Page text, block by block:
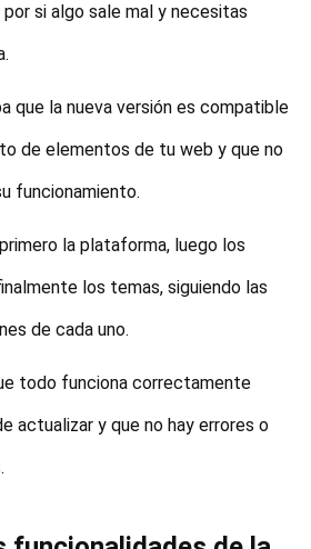
por si algo sale mal y necesitas
que la nueva versión es compatible
de elementos de tu web y que no
funcionamiento.
la plataforma, luego los
los temas, siguiendo las
de cada uno.
todo funciona correctamente
actualizar y que no hay errores o